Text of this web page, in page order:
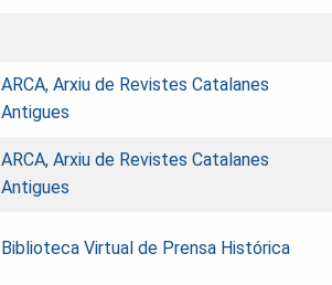
ARCA, Arxiu de Revistes Catalanes
Antigues
ARCA, Arxiu de Revistes Catalanes
Antigues
Biblioteca Virtual de Prensa Histórica